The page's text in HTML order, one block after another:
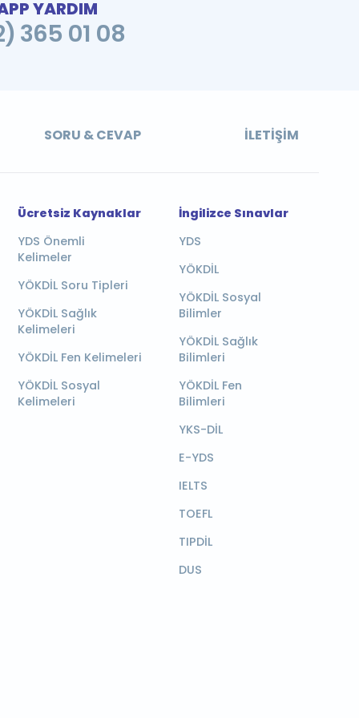
YARDIM
365 01 08
SORU & CEVAP İLETIŞIM
Ücretsiz Kaynaklar
YDS Önemli
Kelimeler
YÖKDİL Soru Tipleri
YÖKDİL Sağlık
Kelimeleri
YÖKDİL Fen Kelimeleri
YÖKDİL Sosyal
Kelimeleri
İngilizce Sınavlar
YDS
YÖKDİL
YÖKDİL Sosyal
Bilimler
YÖKDİL Sağlık
Bilimleri
YÖKDİL Fen
Bilimleri
YKS-DİL
E-YDS
IELTS
TOEFL
TIPDİL
DUS